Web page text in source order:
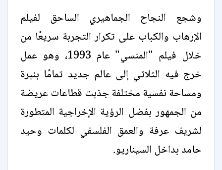
وشجع النجاح الجماهيري الساحق لفيلم
الإرهاب والكباب على تكرار التجربة سريعًا من
خلال فيلم "المنسي" عام 1993، وهو عمل
خرج فيه الثلاثي إلى عالم جديد تمامًا بنبرة
ومساحة نفسية مختلفة جذبت قطاعات عريضة
من الجمهور بفضل الرؤية الإخراجية المتطورة
لشريف عرفة والعمق الفلسفي لكلمات وحيد
حامد بداخل السيناريو.